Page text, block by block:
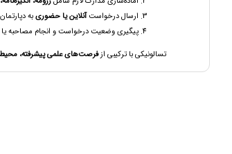
ارسال درخواستآنلاین یا حضوریبه
پیگیری وضعیت درخواست و انجام مصاحبه یا
تسالونیکی با ترکیبی ازفرصت‌های علمی پیشرفته، محیط